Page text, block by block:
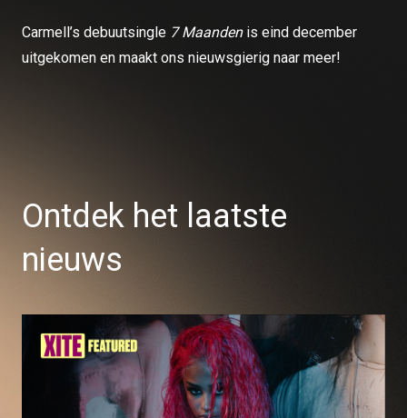
Carmell’s debuutsingle 7 Maandenis eind december
uitgekomen en maakt ons nieuwsgierig naar meer!
Ontdek het laatste
nieuws